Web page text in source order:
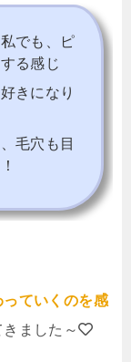
でも、ピ
る感じ
きになり
毛穴も目
ていくのを感
きました～